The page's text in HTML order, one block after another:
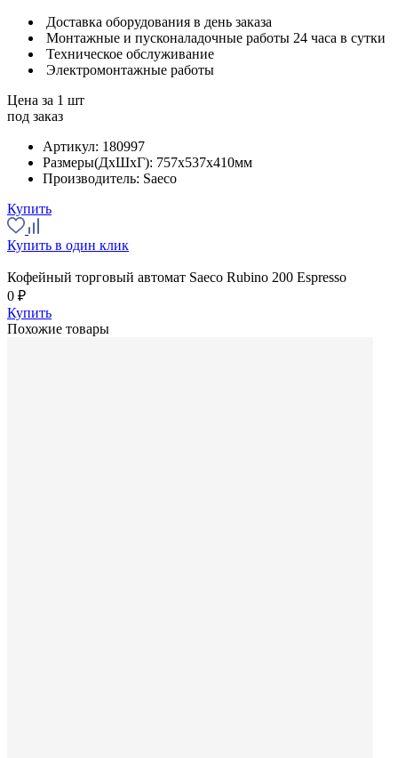
Доставка оборудования в день заказа
Монтажные и пусконаладочные работы 24 часа в сутки
Техническое обслуживание
Электромонтажные работы
Цена за 1 шт
под заказ
Артикул: 180997
Размеры(ДхШхГ): 757x537x410мм
Производитель: Saeco
Купить
Купить в один клик
Кофейный торговый автомат Saeco Rubino 200 Espresso
0 ₽
Купить
Похожие товары